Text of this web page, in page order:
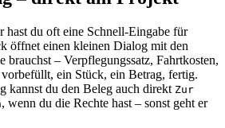
hast du oft eine Schnell-Eingabe für
öffnet einen kleinen Dialog mit den
brauchst – Verpflegungssatz, Fahrtkosten,
ein Stück, ein Betrag, fertig.
kannst du den Beleg auch direkt Zur
, wenn du die Rechte hast – sonst geht er